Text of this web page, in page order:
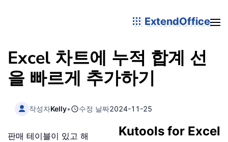
ExtendOffice
Excel 차트에 누적 합계 선
을 빠르게 추가하기
작성자Kelly• 수정 날짜2024-11-25
Kutools for Excel
판매 테이블이 있고 해